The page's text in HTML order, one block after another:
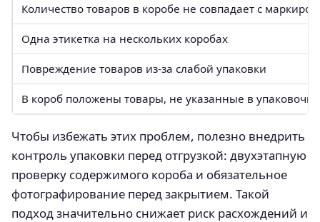
Количество товаров в коробе не совпадает с
Одна этикетка на нескольких коробах
Повреждение товаров из-за слабой упаковки
В короб положены товары, не указанные в
Чтобы избежать этих проблем, полезно внедрить
контроль упаковки перед отгрузкой: двухэтапную
проверку содержимого короба и обязательное
фотографирование перед закрытием. Такой
подход значительно снижает риск расхождений и